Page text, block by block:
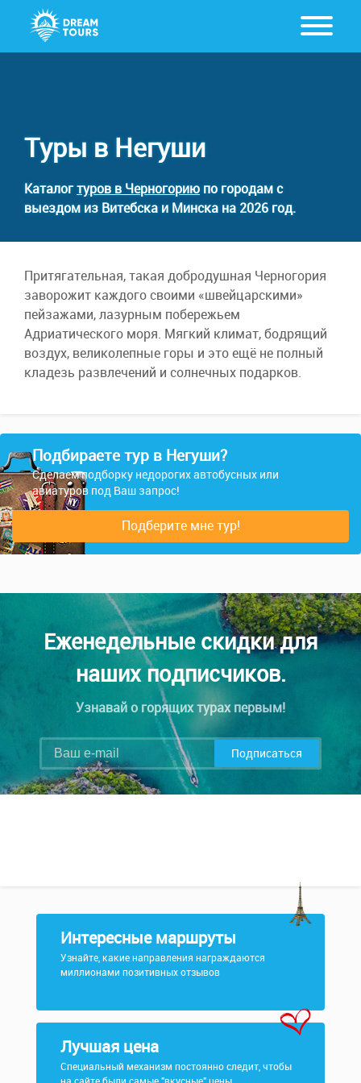
Туры в Негуши
Каталогтуров в Черногорию по городам с
выездом из Витебска и Минска на 2026 год.
Притягательная, такая добродушная Черногория
заворожит каждого своими «швейцарскими»
пейзажами, лазурным побережьем
Адриатического моря. Мягкий климат, бодрящий
воздух, великолепные горы и это ещё не полный
кладезь развлечений и солнечных подарков.
Подбираете тур в Негуши?
Сделаем подборку недорогих автобусных или
авиатуров под Ваш запрос!
Подберите мне тур!
Еженедельные скидки для
наших подписчиков.
Узнавай о горящих турах первым!
Подписаться
Интересные маршруты
Узнайте, какие направления награждаются
миллионами позитивных отзывов
Лучшая цена
Специальный механизм постоянно следит, чтобы